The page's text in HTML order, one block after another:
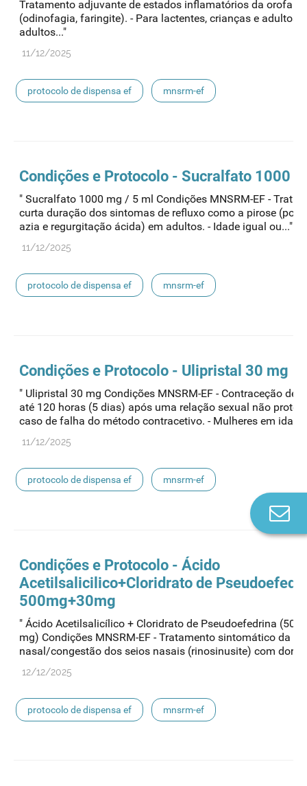
Tratamento adjuvante de estados inflamatórios da
(odinofagia, faringite). - Para lactentes, crianças e adultos
adultos..."
11/12/2025
protocolo de dispensa ef mnsrm-ef
Condições e Protocolo - Sucralfato 1000
" Sucralfato 1000 mg / 5 ml Condições MNSRM-EF -
curta duração dos sintomas de refluxo como a pirose (por
azia e regurgitação ácida) em adultos. - Idade igual ou..."
11/12/2025
protocolo de dispensa ef mnsrm-ef
Condições e Protocolo - Ulipristal 30 mg
" Ulipristal 30 mg Condições MNSRM-EF - Contraceção de
até 120 horas (5 dias) após uma relação sexual não
caso de falha do método contracetivo. - Mulheres em
11/12/2025
protocolo de dispensa ef mnsrm-ef
Condições e Protocolo - Ácido
Acetilsalicilico+Cloridrato de
500mg+30mg
" Ácido Acetilsalicílico + Cloridrato de Pseudoefedrina (500
mg) Condições MNSRM-EF - Tratamento sintomático da
nasal/congestão dos seios nasais (rinosinusite) com dor e
12/12/2025
protocolo de dispensa ef mnsrm-ef